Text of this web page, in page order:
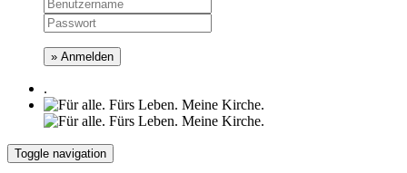
» Anmelden
.
Toggle navigation